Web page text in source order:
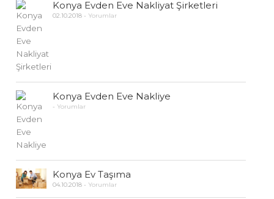
Konya Evden Eve Nakliyat Şirketleri
02.10.2018 - Yorumlar
Konya Evden Eve Nakliye
- Yorumlar
Konya Ev Taşıma
04.10.2018 - Yorumlar